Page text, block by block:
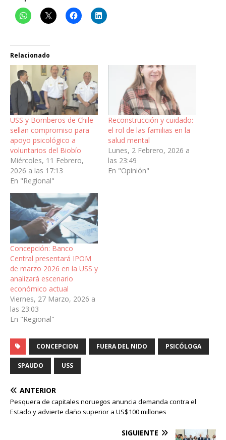
Relacionado
USS y Bomberos de Chile
sellan compromiso para
apoyo psicológico a
voluntarios del Biobío
Miércoles, 11 Febrero,
2026 a las 17:13
En "Regional"
Reconstrucción y cuidado:
el rol de las familias en la
salud mental
Lunes, 2 Febrero, 2026 a
las 23:49
En "Opinión"
Concepción: Banco
Central presentará IPOM
de marzo 2026 en la USS y
analizará escenario
económico actual
Viernes, 27 Marzo, 2026 a
las 23:03
En "Regional"
CONCEPCION FUERA DEL NIDO PSICÓLOGA
SPAUDO USS
ANTERIOR
Pesquera de capitales noruegos anuncia demanda contra el
Estado y advierte daño superior a US$100 millones
SIGUIENTE